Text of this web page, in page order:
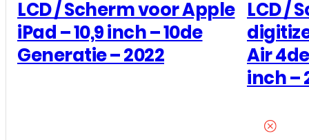
LCD / Scherm voor Apple
iPad – 10,9 inch – 10de
LCD /
Air